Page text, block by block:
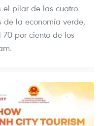
el pilar de las cuatro
de la economía verde,
por ciento de los